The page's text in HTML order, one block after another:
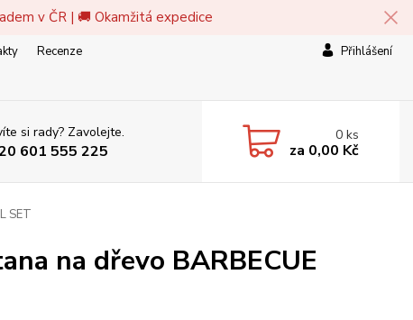
v ČR | 🚚 Okamžitá expedice
Recenze
Přihlášení
si rady? Zavolejte.
601 555 225
0 ks
za 0,00 Kč
SET
na dřevo BARBECUE